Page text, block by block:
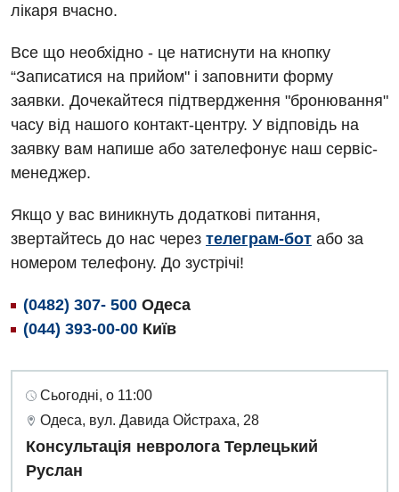
лікаря вчасно.
Все що необхідно - це натиснути на кнопку
“Записатися на прийом" і заповнити форму
заявки. Дочекайтеся підтвердження "бронювання"
часу від нашого контакт-центру. У відповідь на
заявку вам напише або зателефонує наш сервіс-
менеджер.
Якщо у вас виникнуть додаткові питання,
звертайтесь до нас через телеграм-бот або за
номером телефону. До зустрічі!
(0482) 307- 500 Одеса
(044) 393-00-00 Київ
Сьогодні, о 11:00
Одеса, вул. Давида Ойстраха, 28
Консультація невролога Терлецький
Руслан